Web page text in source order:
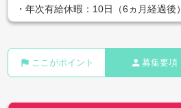
・年次有給休暇：10日（6ヵ月経過後）
flag ここがポイント person 募集要項